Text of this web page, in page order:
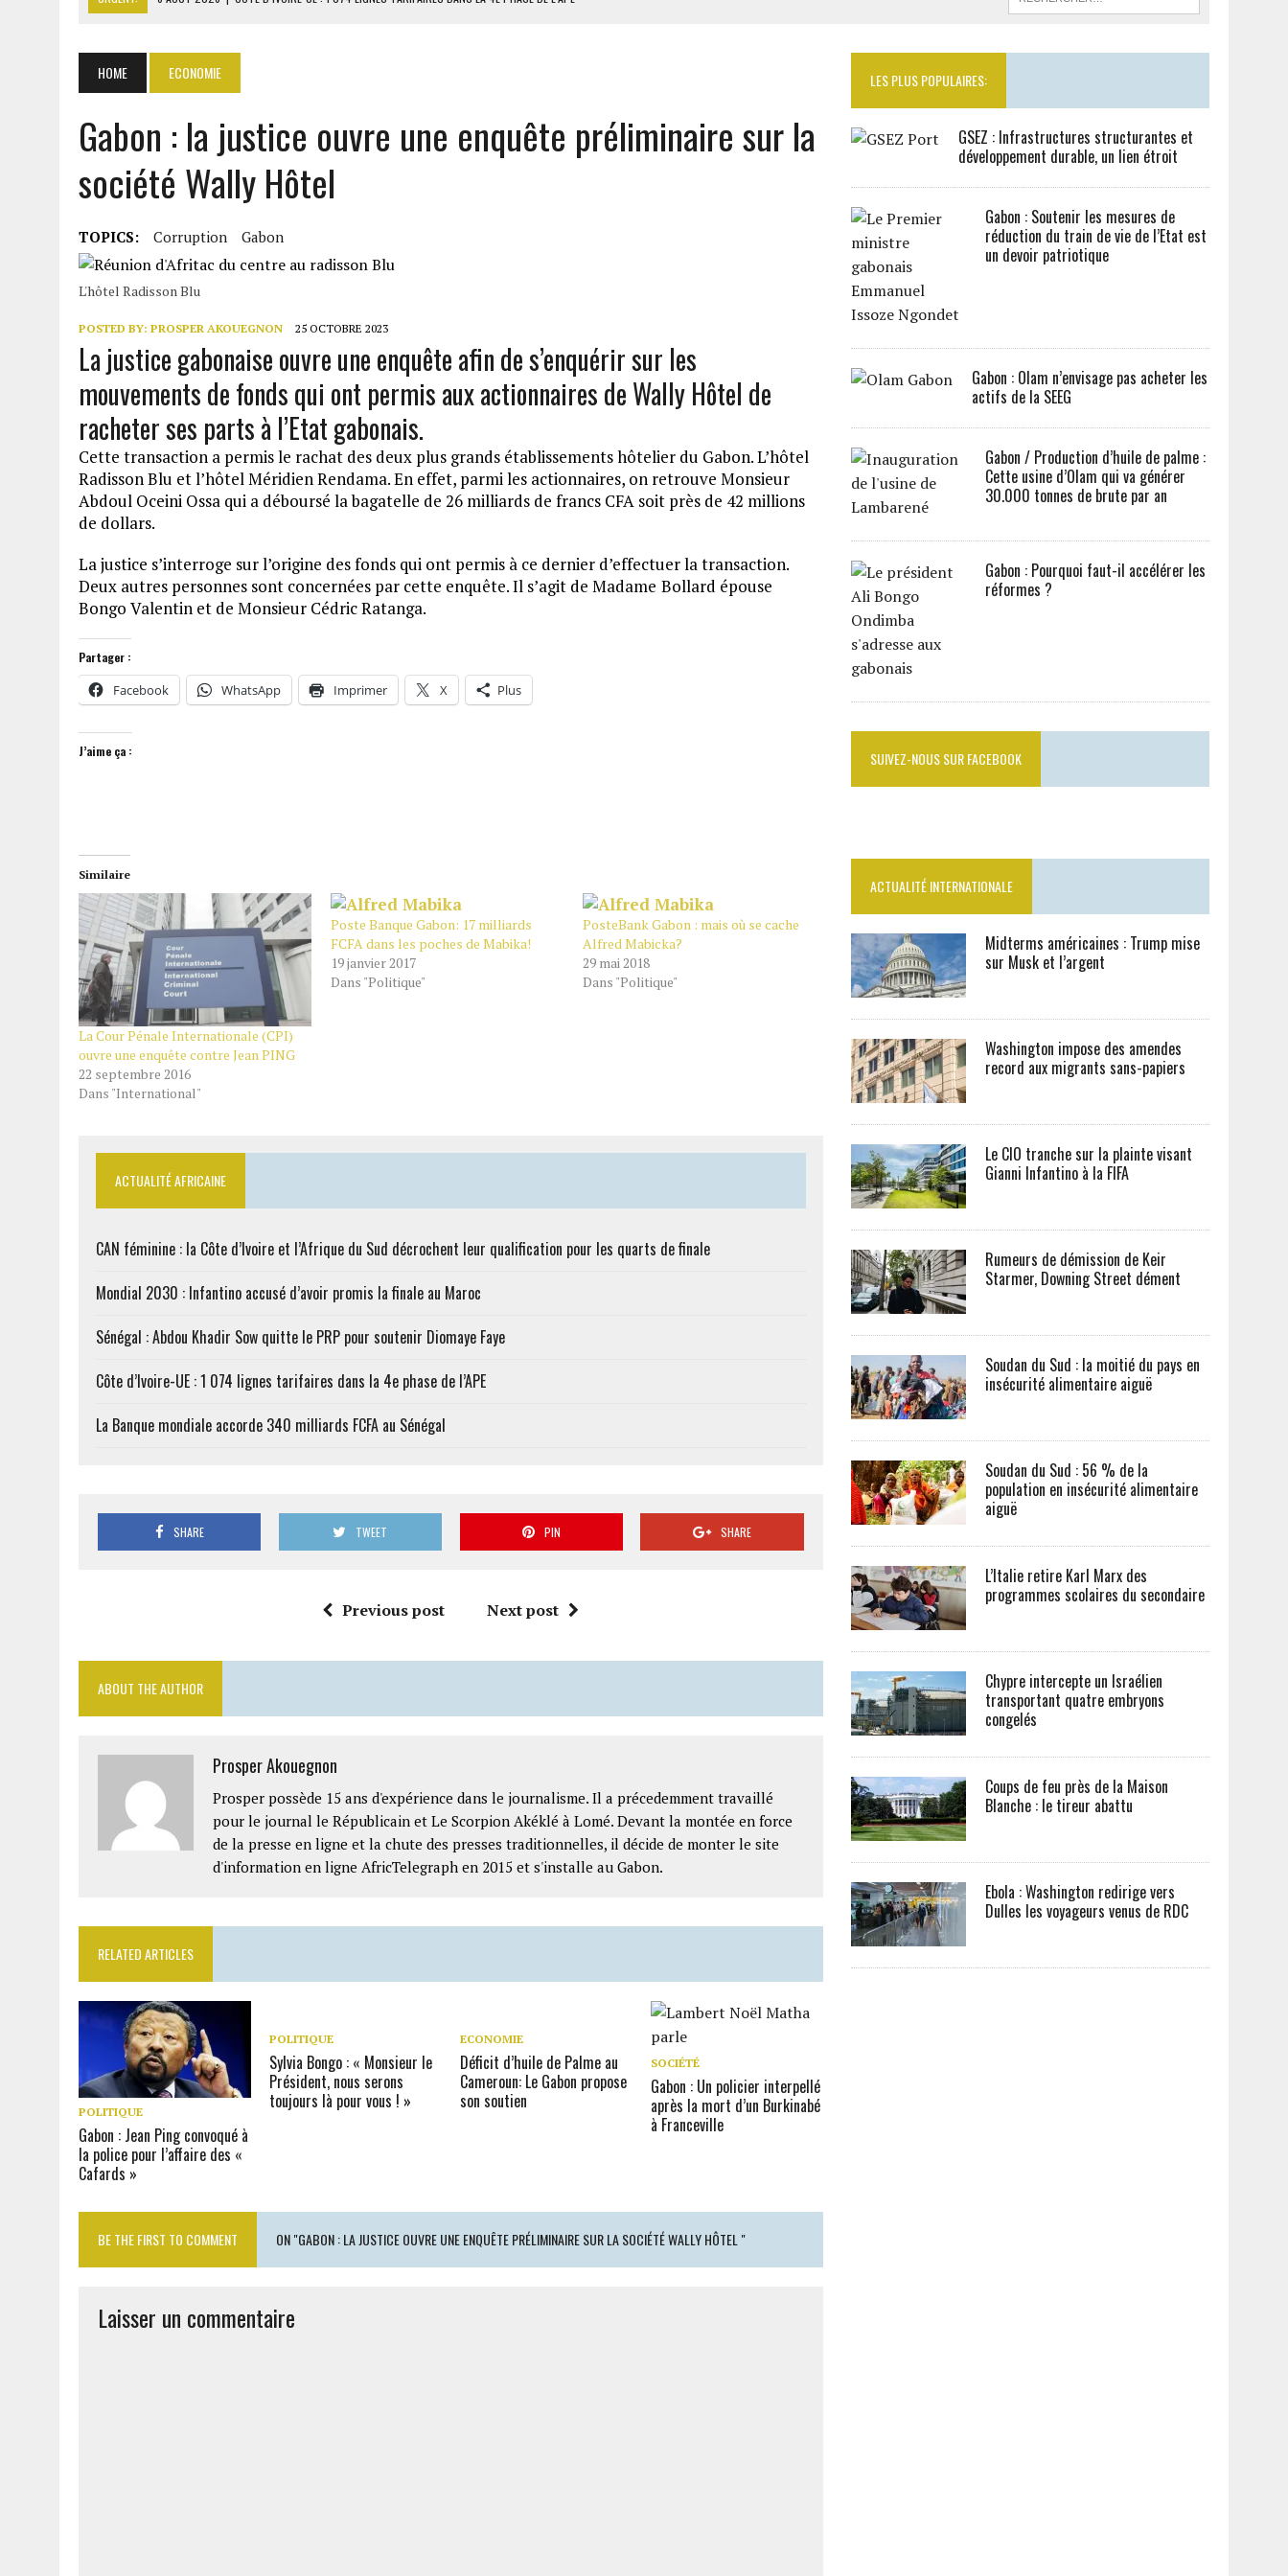
6 AOÛT 2026 | MONDIAL 2030 : INFANTINO ACCUSÉ D’AVOIR PROMIS LA FINALE AU MAROC
6 AOÛT 2026
SÉNÉGAL : ABDOU KHADIR SOW QUITTE LE PRP POUR SOUTENIR DIOMAYE FAYE
HOME ECONOMIE
Gabon : la justice ouvre une enquête préliminaire sur la
société Wally Hôtel
TOPICS: Corruption Gabon
L'hôtel Radisson Blu
POSTED BY: PROSPER AKOUEGNON 25 OCTOBRE 2023
La justice gabonaise ouvre une enquête afin de s’enquérir sur les
mouvements de fonds qui ont permis aux actionnaires de Wally Hôtel de
racheter ses parts à l’Etat gabonais.
Cette transaction a permis le rachat des deux plus grands établissements hôtelier du Gabon. L’hôtel
Radisson Blu et l’hôtel Méridien Rendama. En effet, parmi les actionnaires, on retrouve Monsieur
Abdoul Oceini Ossa qui a déboursé la bagatelle de 26 milliards de francs CFA soit près de 42 millions
de dollars.
La justice s’interroge sur l’origine des fonds qui ont permis à ce dernier d’effectuer la transaction.
Deux autres personnes sont concernées par cette enquête. Il s’agit de Madame Bollard épouse
Bongo Valentin et de Monsieur Cédric Ratanga.
Partager :
Facebook WhatsApp Imprimer X Plus
J’aime ça :
Similaire
La Cour Pénale Internationale (CPI)
ouvre une enquête contre Jean PING
22 septembre 2016
Dans "International"
Poste Banque Gabon: 17 milliards
FCFA dans les poches de Mabika!
19 janvier 2017
Dans "Politique"
PosteBank Gabon : mais où se cache
Alfred Mabicka?
29 mai 2018
Dans "Politique"
ACTUALITÉ AFRICAINE
CAN féminine : la Côte d’Ivoire et l’Afrique du Sud décrochent leur qualification pour les quarts de finale
Mondial 2030 : Infantino accusé d’avoir promis la finale au Maroc
Sénégal : Abdou Khadir Sow quitte le PRP pour soutenir Diomaye Faye
Côte d’Ivoire-UE : 1 074 lignes tarifaires dans la 4e phase de l’APE
La Banque mondiale accorde 340 milliards FCFA au Sénégal
SHARE TWEET PIN SHARE
Previous post Next post
ABOUT THE AUTHOR
Prosper Akouegnon
Prosper possède 15 ans d'expérience dans le journalisme. Il a précedemment travaillé
pour le journal le Républicain et Le Scorpion Akéklé à Lomé. Devant la montée en force
de la presse en ligne et la chute des presses traditionnelles, il décide de monter le site
d'information en ligne AfricTelegraph en 2015 et s'installe au Gabon.
RELATED ARTICLES
POLITIQUE
Gabon : Jean Ping convoqué à
la police pour l’affaire des «
Cafards »
POLITIQUE
Sylvia Bongo : « Monsieur le
Président, nous serons
toujours là pour vous ! »
ECONOMIE
Déficit d’huile de Palme au
Cameroun: Le Gabon propose
son soutien
SOCIÉTÉ
Gabon : Un policier interpellé
après la mort d’un Burkinabé
à Franceville
BE THE FIRST TO COMMENT ON "GABON : LA JUSTICE OUVRE UNE ENQUÊTE PRÉLIMINAIRE SUR LA SOCIÉTÉ WALLY HÔTEL "
Laisser un commentaire
LES PLUS POPULAIRES:
GSEZ : Infrastructures structurantes et
développement durable, un lien étroit
Gabon : Soutenir les mesures de
réduction du train de vie de l’Etat est
un devoir patriotique
Gabon : Olam n’envisage pas acheter les
actifs de la SEEG
Gabon / Production d’huile de palme :
Cette usine d’Olam qui va générer
30.000 tonnes de brute par an
Gabon : Pourquoi faut-il accélérer les
réformes ?
SUIVEZ-NOUS SUR FACEBOOK
ACTUALITÉ INTERNATIONALE
Midterms américaines : Trump mise
sur Musk et l’argent
Washington impose des amendes
record aux migrants sans-papiers
Le CIO tranche sur la plainte visant
Gianni Infantino à la FIFA
Rumeurs de démission de Keir
Starmer, Downing Street dément
Soudan du Sud : la moitié du pays en
insécurité alimentaire aiguë
Soudan du Sud : 56 % de la
population en insécurité alimentaire
aiguë
L’Italie retire Karl Marx des
programmes scolaires du secondaire
Chypre intercepte un Israélien
transportant quatre embryons
congelés
Coups de feu près de la Maison
Blanche : le tireur abattu
Ebola : Washington redirige vers
Dulles les voyageurs venus de RDC